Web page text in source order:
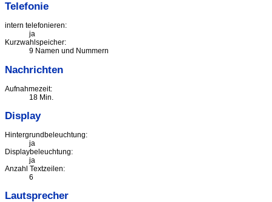
Telefonie
intern telefonieren:
ja
Kurzwahlspeicher:
9 Namen und Nummern
Nachrichten
Aufnahmezeit:
18 Min.
Display
Hintergrundbeleuchtung:
ja
Displaybeleuchtung:
ja
Anzahl Textzeilen:
6
Lautsprecher